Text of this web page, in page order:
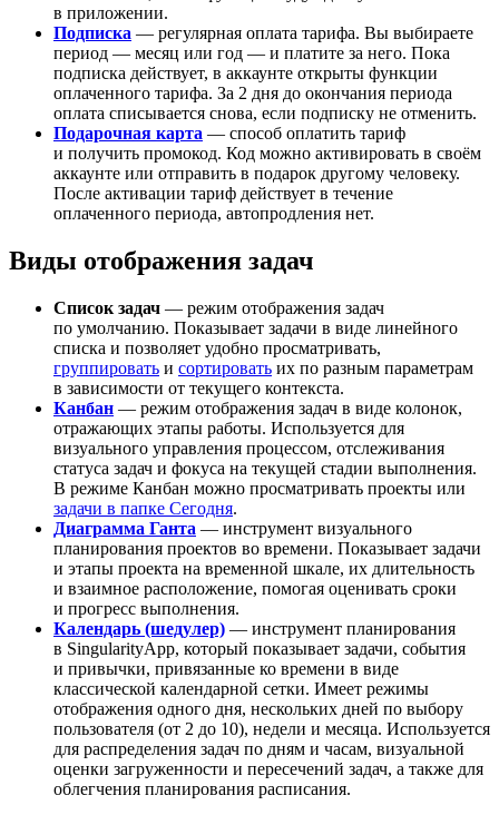
в приложении.
Подписка — регулярная оплата тарифа. Вы выбираете
период — месяц или год — и платите за него. Пока
подписка действует, в аккаунте открыты функции
оплаченного тарифа. За 2 дня до окончания периода
оплата списывается снова, если подписку не отменить.
Подарочная карта — способ оплатить тариф
и получить промокод. Код можно активировать в своём
аккаунте или отправить в подарок другому человеку.
После активации тариф действует в течение
оплаченного периода, автопродления нет.
Виды отображения задач
Список задач — режим отображения задач
по умолчанию. Показывает задачи в виде линейного
списка и позволяет удобно просматривать,
группировать и сортировать их по разным параметрам
в зависимости от текущего контекста.
Канбан — режим отображения задач в виде колонок,
отражающих этапы работы. Используется для
визуального управления процессом, отслеживания
статуса задач и фокуса на текущей стадии выполнения.
В режиме Канбан можно просматривать проекты или
задачи в папке Сегодня.
Диаграмма Ганта — инструмент визуального
планирования проектов во времени. Показывает задачи
и этапы проекта на временной шкале, их длительность
и взаимное расположение, помогая оценивать сроки
и прогресс выполнения.
Календарь (шедулер) — инструмент планирования
в SingularityApp, который показывает задачи, события
и привычки, привязанные ко времени в виде
классической календарной сетки. Имеет режимы
отображения одного дня, нескольких дней по выбору
пользователя (от 2 до 10), недели и месяца. Используется
для распределения задач по дням и часам, визуальной
оценки загруженности и пересечений задач, а также для
облегчения планирования расписания.